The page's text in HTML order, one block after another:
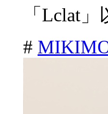
「Lclat
#